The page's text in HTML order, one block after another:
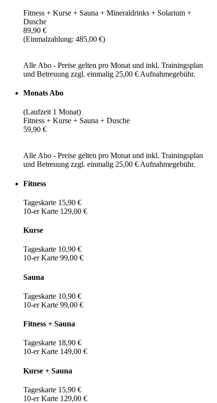
Fitness + Kurse + Sauna + Mineraldrinks + Solarium +
Dusche
89,90 €
(Einmalzahlung: 485,00 €)
Alle Abo - Preise gelten pro Monat und inkl. Trainingsplan
und Betreuung zzgl. einmalig 25,00 € Aufnahmegebühr.
Monats Abo
(Laufzeit 1 Monat)
Fitness + Kurse + Sauna + Dusche
59,90 €
Alle Abo - Preise gelten pro Monat und inkl. Trainingsplan
und Betreuung zzgl. einmalig 25,00 € Aufnahmegebühr.
Fitness
Tageskarte 15,90 €
10-er Karte 129,00 €
Kurse
Tageskarte 10,90 €
10-er Karte 99,00 €
Sauna
Tageskarte 10,90 €
10-er Karte 99,00 €
Fitness + Sauna
Tageskarte 18,90 €
10-er Karte 149,00 €
Kurse + Sauna
Tageskarte 15,90 €
10-er Karte 129,00 €